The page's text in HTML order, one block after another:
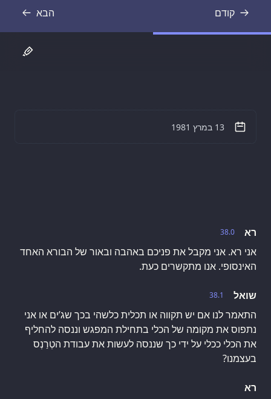
קודם
תמליל הבא
תמליל
38.0
רא
אני רא. אני מקבל את פניכם באהבה ובאור של הבורא האחד
האינסופי. אנו מתקשרים כעת.
38.1
שואל
התאמר לנו אם יש תקווה או תכלית כלשהי בכך שג’ים או אני
נתפוס את מקומה של הכלי בתחילת המפגש וננסה להחליף
את הכלי ככלי על ידי כך שננסה לעשות את עבודת הטְרַנְס
בעצמנו?
רא
13 במרץ 1981